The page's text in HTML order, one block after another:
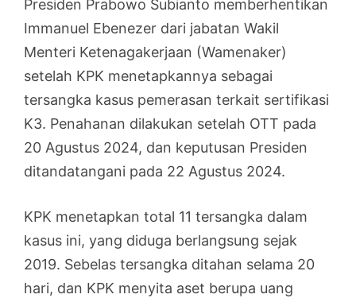
Presiden Prabowo Subianto memberhentikan
Immanuel Ebenezer dari jabatan Wakil
Menteri Ketenagakerjaan (Wamenaker)
setelah KPK menetapkannya sebagai
tersangka kasus pemerasan terkait sertifikasi
K3. Penahanan dilakukan setelah OTT pada
20 Agustus 2024, dan keputusan Presiden
ditandatangani pada 22 Agustus 2024.
KPK menetapkan total 11 tersangka dalam
kasus ini, yang diduga berlangsung sejak
2019. Sebelas tersangka ditahan selama 20
hari, dan KPK menyita aset berupa uang